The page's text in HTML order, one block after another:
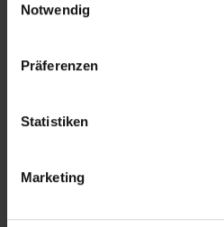
Notwendig
Präferenzen
Statistiken
Marketing